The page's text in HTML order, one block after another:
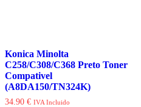
Konica Minolta
C258/C308/C368 Preto Toner
Compativel
(A8DA150/TN324K)
34.90 € IVA Incluido